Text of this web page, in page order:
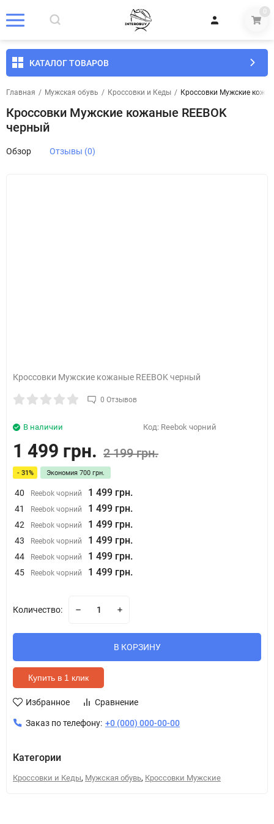
0
КАТАЛОГ ТОВАРОВ
Главная / Мужская обувь / Кроссовки и Кеды / Кроссовки Мужские
Кроссовки Мужские кожаные REEBOK
черный
Обзор Отзывы (0)
Кроссовки Мужские кожаные REEBOK черный
0 Отзывов
В наличии Код: Reebok чорний
1 499 грн. 2 199 грн.
- 31% Экономия 700 грн.
40 Reebok чорний 1 499 грн.
41 Reebok чорний 1 499 грн.
42 Reebok чорний 1 499 грн.
43 Reebok чорний 1 499 грн.
44 Reebok чорний 1 499 грн.
45 Reebok чорний 1 499 грн.
Количество:
В КОРЗИНУ
Купить в 1 клик
Избранное Сравнение
Заказ по телефону: +0 (000) 000-00-00
Категории
Кроссовки и Кеды, Мужская обувь, Кроссовки Мужские